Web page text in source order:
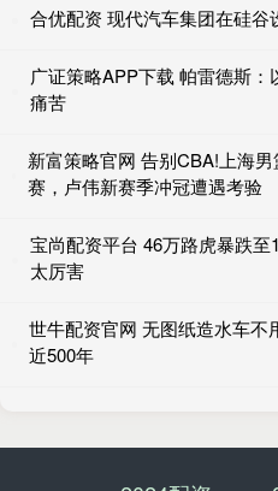
合优配资 现代汽车集团在硅
广证策略APP下载 帕雷德斯
痛苦
新富策略官网 告别CBA!上海
赛，卢伟新赛季冲冠遭遇考验
宝尚配资平台 46万路虎暴跌
太厉害
世牛配资官网 无图纸造水车
近500年